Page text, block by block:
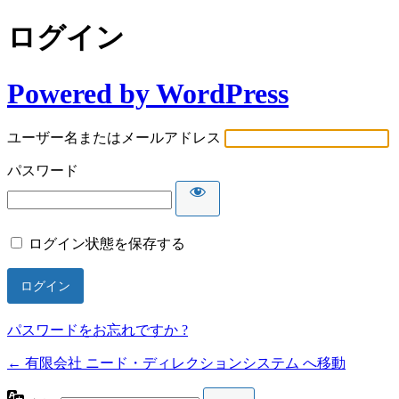
ログイン
Powered by WordPress
ユーザー名またはメールアドレス
パスワード
ログイン状態を保存する
パスワードをお忘れですか ?
← 有限会社 ニード・ディレクションシステム へ移動